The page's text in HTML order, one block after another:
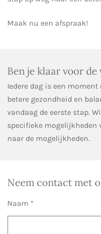
Maak nu een afspraak!
Ben je klaar voor de
Iedere dag is een
betere gezondheid en
vandaag de eerste stap.
specifieke mogelijkheden
naar de mogelijkheden.
Neem contact met
Naam *